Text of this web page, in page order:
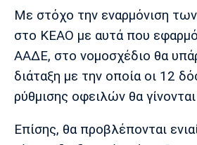
Με στόχο την εναρμόνιση
στο ΚΕΑΟ με αυτά που
ΑΑΔΕ, στο νομοσχέδιο θα
διάταξη με την οποία οι 12
ρύθμισης οφειλών θα
Επίσης, θα προβλέπονται